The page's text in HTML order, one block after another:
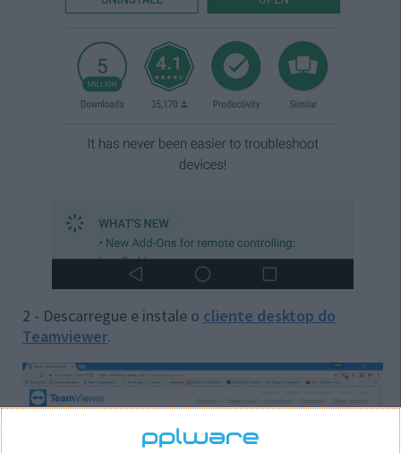
2 - Descarregue e instale o cliente desktop do
Teamviewer.